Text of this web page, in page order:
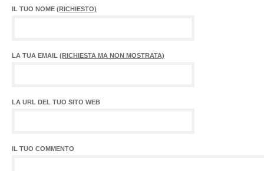
IL TUO NOME (RICHIESTO)
LA TUA EMAIL (RICHIESTA MA NON MOSTRATA)
LA URL DEL TUO SITO WEB
IL TUO COMMENTO